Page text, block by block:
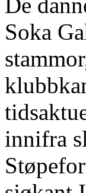
Soka
innifra